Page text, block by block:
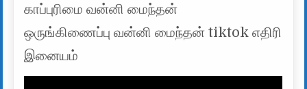
காப்புரிமை வன்னி மைந்தன்
ஒருங்கிணைப்பு வன்னி மைந்தன் tiktok எதிரி
இனையம்